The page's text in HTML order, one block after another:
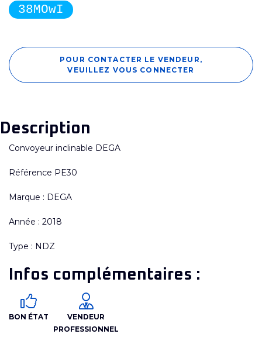
38MOwI
POUR CONTACTER LE VENDEUR,
VEUILLEZ VOUS CONNECTER
Description
Convoyeur inclinable DEGA
Référence PE30
Marque : DEGA
Année : 2018
Type : NDZ
Infos complémentaires :
BON ÉTAT
VENDEUR
PROFESSIONNEL